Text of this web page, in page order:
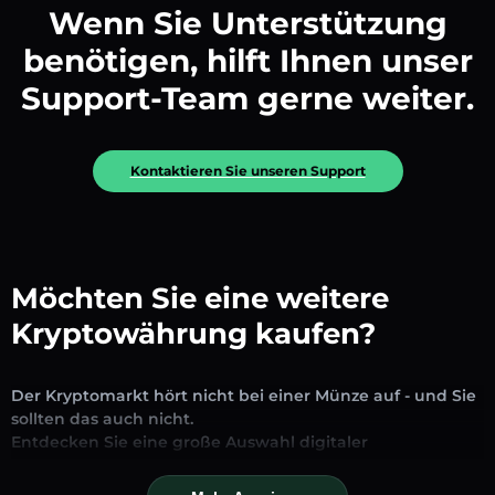
Wenn Sie Unterstützung
benötigen, hilft Ihnen unser
Support-Team gerne weiter.
Kontaktieren Sie unseren Support
Möchten Sie eine weitere
Kryptowährung kaufen?
Der Kryptomarkt hört nicht bei einer Münze auf - und Sie
sollten das auch nicht.
Entdecken Sie eine große Auswahl digitaler
Austausch und Handel verfügbar sind. Ob etablierte